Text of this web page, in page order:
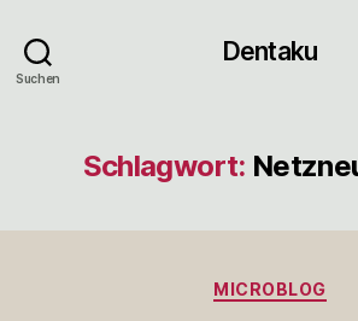
Suchen
Dentaku
Schlagwort:
MICROBLOG